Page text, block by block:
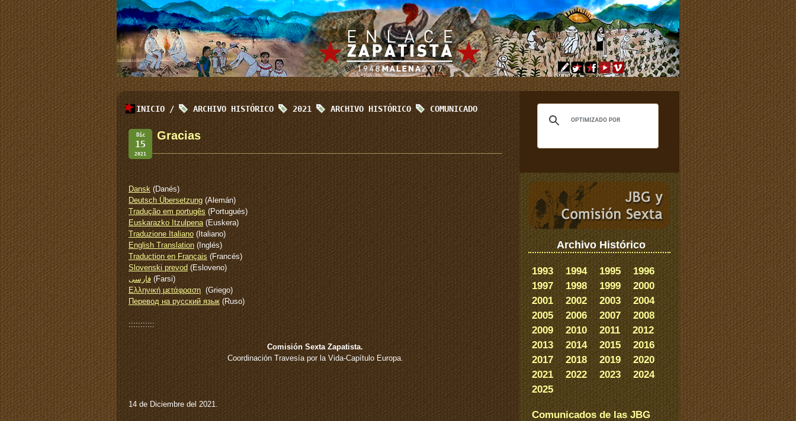
INICIO / ARCHIVO HISTÓRICO 2021 ARCHIVO HISTÓRICO COMUNICADO
Dic
15
2021
Gracias
Dansk (Danés)
Deutsch Übersetzung (Alemán)
Tradução em portugês (Portugués)
Euskarazko Itzulpena (Euskera)
Traduzione Italiano (Italiano)
English Translation(Inglés)
Traduction en Français (Francés)
Slovenski prevod (Esloveno)
فارسی (Farsi)
Ελληνική μετάφραση (Griego)
Перевод на русский язык (Ruso)
:::::::::::
Comisión Sexta Zapatista.
Coordinación Travesía por la Vida-Capítulo Europa.
14 de Diciembre del 2021.
Archivo Histórico
1993 1994 1995
1996
1997
1998 1999
2000
2001
2002 2003
2004
2005
2006 2007
2008
2009
2010 2011
2012
2013
2014 2015
2016
2017
2018 2019
2020
2021
2022 2023
2024
2025
Comunicados de las JBG